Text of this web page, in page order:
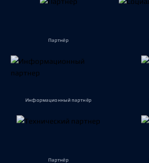
Партнёр
Информационный партнёр
Партнёр